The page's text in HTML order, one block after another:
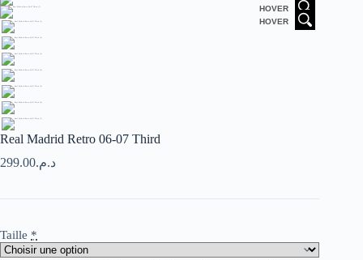
HOVER
HOVER
Real Madrid Retro 06-07 Third
د.م.299.00
Taille *